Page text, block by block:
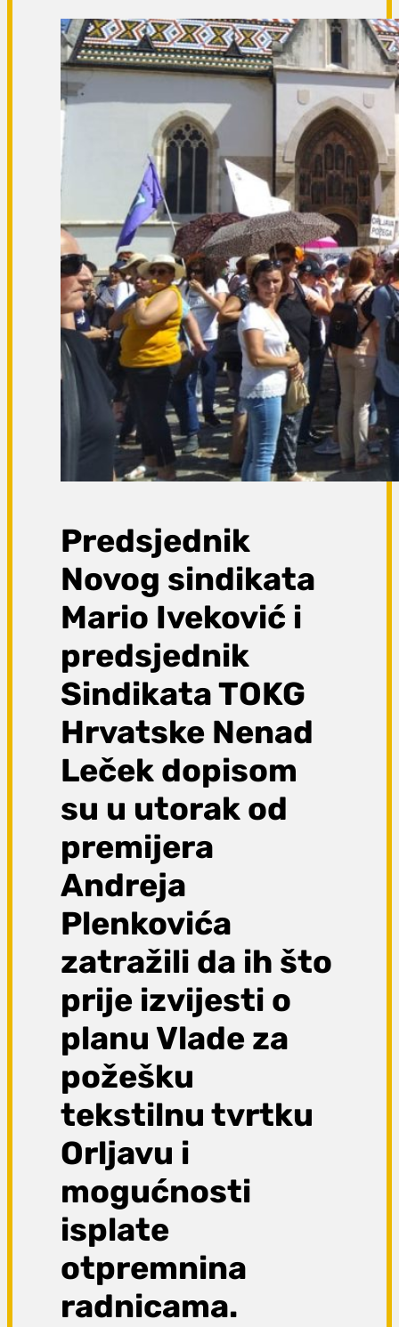
Predsjednik
Novog sindikata
Mario Iveković i
predsjednik
Sindikata TOKG
Hrvatske Nenad
Leček dopisom
su u utorak od
premijera
Andreja
Plenkovića
zatražili da ih što
prije izvijesti o
planu Vlade za
požešku
tekstilnu tvrtku
Orljavu i
mogućnosti
isplate
otpremnina
radnicama.